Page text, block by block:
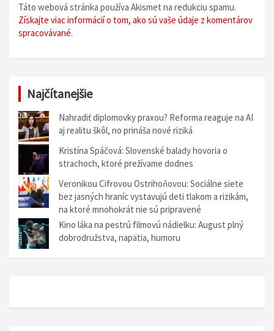
Táto webová stránka používa Akismet na redukciu spamu.
Získajte viac informácií o tom, ako sú vaše údaje z komentárov
spracovávané.
Najčítanejšie
Nahradiť diplomovky praxou? Reforma reaguje na AI
aj realitu škôl, no prináša nové riziká
Kristína Spáčová: Slovenské balady hovoria o
strachoch, ktoré prežívame dodnes
Veronikou Cifrovou Ostrihoňovou: Sociálne siete
bez jasných hraníc vystavujú deti tlakom a rizikám,
na ktoré mnohokrát nie sú pripravené
Kino láka na pestrú filmovú nádielku: August plný
dobrodružstva, napätia, humoru